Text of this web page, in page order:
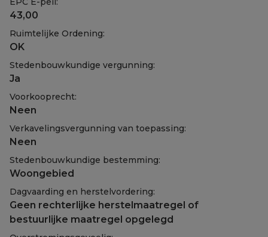
43,00
Ruimtelijke Ordening:
OK
Stedenbouwkundige vergunning:
Ja
Voorkooprecht:
Neen
Verkavelingsvergunning van toepassing:
Neen
Stedenbouwkundige bestemming:
Woongebied
Dagvaarding en herstelvordering:
Geen rechterlijke herstelmaatregel of
bestuurlijke maatregel opgelegd